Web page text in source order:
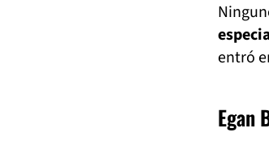
entró
Egan